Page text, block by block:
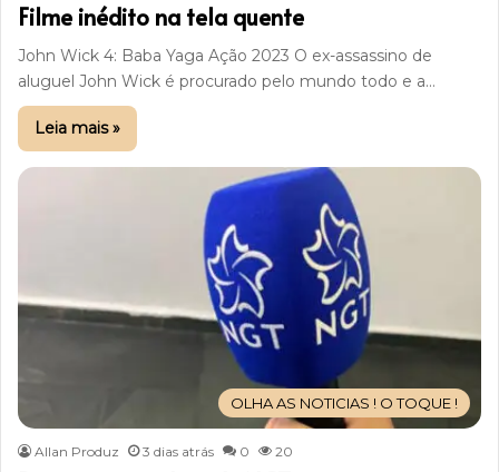
Filme inédito na tela quente
John Wick 4: Baba Yaga Ação 2023 O ex-assassino de
aluguel John Wick é procurado pelo mundo todo e a…
Leia mais »
OLHA AS NOTICIAS ! O TOQUE !
Allan Produz 3 dias atrás 0 20